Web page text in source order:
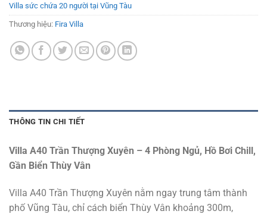
Villa sức chứa 20 người tại Vũng Tàu
Thương hiệu: Fira Villa
THÔNG TIN CHI TIẾT
Villa A40 Trần Thượng Xuyên – 4 Phòng Ngủ, Hồ Bơi Chill,
Gần Biển Thùy Vân
Villa A40 Trần Thượng Xuyên nằm ngay trung tâm thành
phố Vũng Tàu, chỉ cách biển Thùy Vân khoảng 300m,